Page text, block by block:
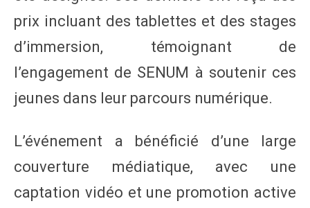
prix incluant des tablettes et des stages
d’immersion, témoignant de
l’engagement de SENUM à soutenir ces
jeunes dans leur parcours numérique.
L’événement a bénéficié d’une large
couverture médiatique, avec une
captation vidéo et une promotion active